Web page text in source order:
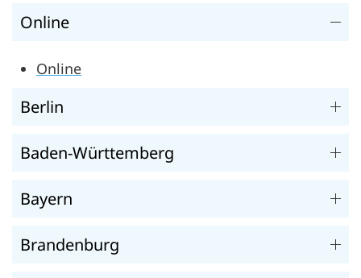
Online
Online
Berlin
Baden-Württemberg
Bayern
Brandenburg